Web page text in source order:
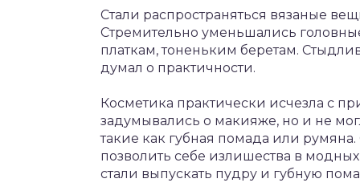
Стали распространяться вязаные
Стремительно уменьшались
платкам, тоненьким беретам.
думал о практичности.
Косметика практически исчезла с
задумывались о макияже, но и не
такие как губная помада или
позволить себе излишества в
стали выпускать пудру и губную